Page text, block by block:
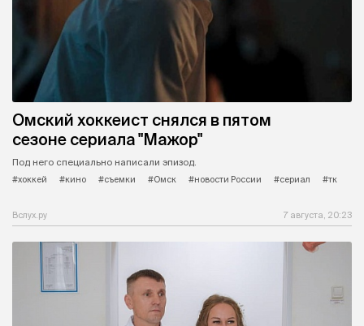
Омский хоккеист снялся в пятом
сезоне сериала "Мажор"
Под него специально написали эпизод.
#хоккей
#кино #съемки #Омск #новости России #сериал #тк
Вслух.ру 7 августа, 20:23